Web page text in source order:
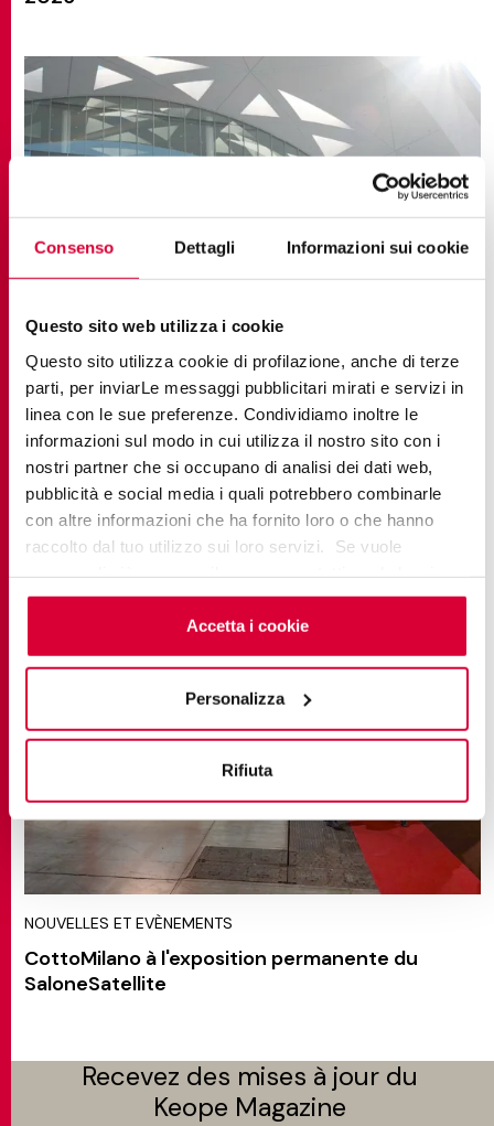
Consenso Dettagli Informazioni sui cookie
Questo sito web utilizza i cookie
Questo sito utilizza cookie di profilazione, anche di terze
parti, per inviarLe messaggi pubblicitari mirati e servizi in
linea con le sue preferenze. Condividiamo inoltre le
informazioni sul modo in cui utilizza il nostro sito con i
nostri partner che si occupano di analisi dei dati web,
pubblicità e social media i quali potrebbero combinarle
con altre informazioni che ha fornito loro o che hanno
raccolto dal tuo utilizzo sui loro servizi. Se vuole
cookieclicchi qui. Il consenso può essere espresso
cliccando sul tasto “Accetta i cookie”. Se non vuole i
cookie di profilazione può negare il consenso sul tasto
Accetta i cookie
Personalizza
Rifiuta
NOUVELLES ET EVÈNEMENTS
Keope au salon Coverings 2026 : l'évolution des
revêtements pour le marché nord-américain
NOUVELLES ET EVÈNEMENTS
CottoMilano à l'exposition permanente du
SaloneSatellite
Recevez des mises à jour du
Keope Magazine